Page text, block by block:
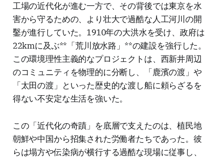
工場の近代化が進む一方で、その背後では東京を水
害から守るための、より壮大で過酷な人工河川の開
鑿が進行していた。1910年の大洪水を受け、政府は
22kmに及ぶ**「荒川放水路」**の建設を強行した。
この環境理性主義的なプロジェクトは、西新井周辺
のコミュニティを物理的に分断し、「鹿濱の渡」や
「太田の渡」といった歴史的な渡し船に頼らざるを
得ない不安定な生活を強いた。
この「近代化の奇蹟」を底層で支えたのは、植民地
朝鮮や中国から招集された労働者たちであった。彼
らは塌方や伝染病が横行する過酷な現場に従事し、